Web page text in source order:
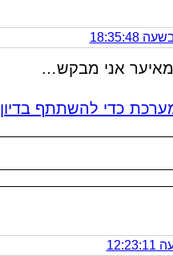
אני מבקש…
כדי להשתתף בדיון